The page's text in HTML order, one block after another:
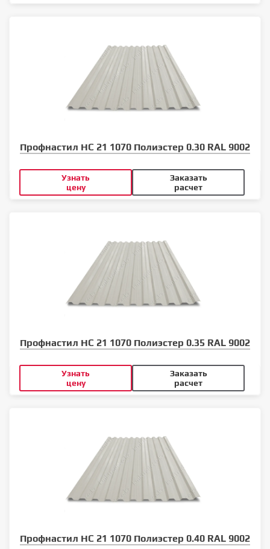
Профнастил НС 21 1070 Полиэстер 0.30 RAL 9002
Узнать
цену
Заказать
расчет
Профнастил НС 21 1070 Полиэстер 0.35 RAL 9002
Узнать
цену
Заказать
расчет
Профнастил НС 21 1070 Полиэстер 0.40 RAL 9002